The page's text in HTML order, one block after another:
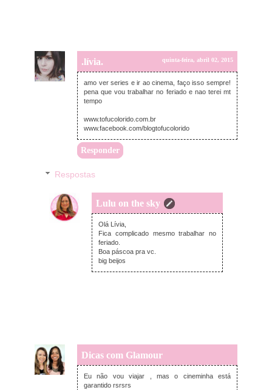
.lívia. quinta-feira, abril 02, 2015
amo ver series e ir ao cinema, faço isso sempre!
pena que vou trabalhar no feriado e nao terei mt
tempo
www.tofucolorido.com.br
www.facebook.com/blogtofucolorido
Responder
Respostas
Lulu on the sky
quinta-feira, abril 02, 2015
Olá Lívia,
Fica complicado mesmo trabalhar no
feriado.
Boa páscoa pra vc.
big beijos
Dicas com Glamour
quinta-feira, abril 02, 2015
Eu não vou viajar , mas o cineminha está
garantido rsrsrs